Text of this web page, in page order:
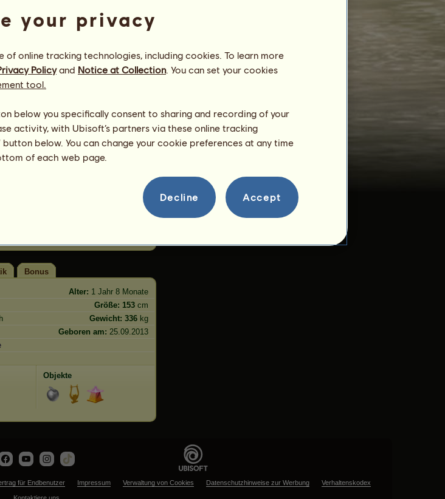
(+_+) вιятн∂αу
вιятн∂αу ν. мσηι
100%
100%
Insgesamt:
30.50
34.67
26.48
Bonus
Alter: 1 Jahr 8 Monate
Größe: 153 cm
Gewicht: 336 kg
Geboren am: 25.09.2013
Objekte
Reitzentrum
Training
Jahr 8 Monate alt!
Fortpflanzung
für Endbenutzer Impressum Verwaltung von Cookies Datenschutzhinweise zur Werbung Verhaltenskodex
your privacy
online tracking technologies, including cookies. To learn more
Policyand Notice at Collection. You can set your cookies
tool.
below you specifically consent to sharing and recording of your
activity, with Ubisoft’s partners via these online tracking
below. You can change your cookie preferences at any time
of each web page.
Decline Accept